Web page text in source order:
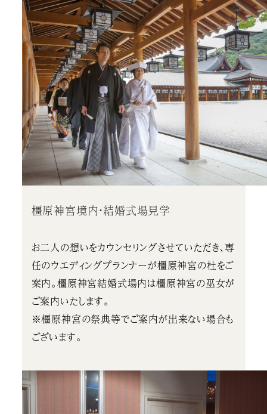
橿原神宮境内・結婚式場見学
お二人の想いをカウンセリングさせていただき、専
任のウエディングプランナーが橿原神宮の杜をご
案内。橿原神宮結婚式場内は橿原神宮の巫女が
ご案内いたします。
※橿原神宮の祭典等でご案内が出来ない場合も
ございます。